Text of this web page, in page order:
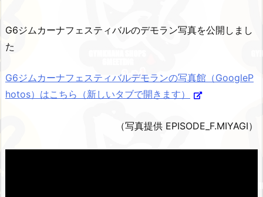
G6ジムカーナフェスティバルのデモラン写真を公開しまし
た
G6ジムカーナフェスティバルデモランの写真館（GoogleP
hotos）はこちら（新しいタブで開きます）
（写真提供 EPISODE_F.MIYAGI）